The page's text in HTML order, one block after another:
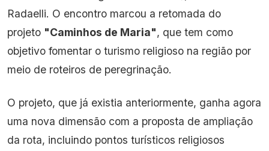
Radaelli. O encontro marcou a retomada do
projeto "Caminhos de Maria", que tem como
objetivo fomentar o turismo religioso na região por
meio de roteiros de peregrinação.
O projeto, que já existia anteriormente, ganha agora
uma nova dimensão com a proposta de ampliação
da rota, incluindo pontos turísticos religiosos